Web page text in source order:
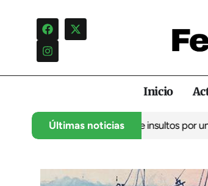
Inicio
Últimas noticias
una campaña de insultos por un cartel